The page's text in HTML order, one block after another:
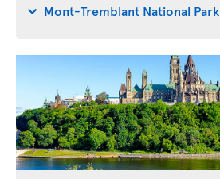
Mont-Tremblant National Park